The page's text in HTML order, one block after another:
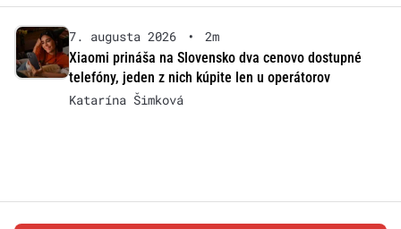
7. augusta 2026 •
2m
Xiaomi prináša na Slovensko dva cenovo dostupné
telefóny, jeden z nich kúpite len u operátorov
Katarína Šimková